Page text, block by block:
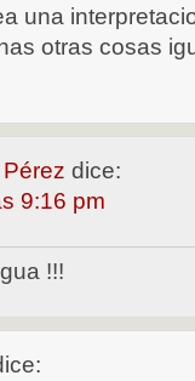
una
otras cosas
dice:
9:16 pm
!!!